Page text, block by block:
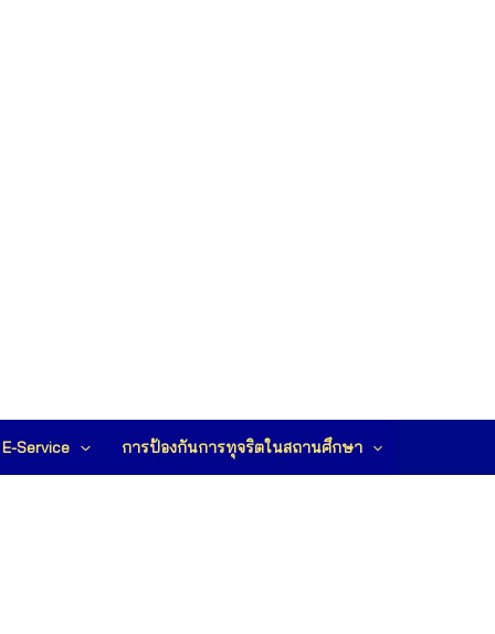
E-Service การป้องกันการทุจริตในสถานศึกษา